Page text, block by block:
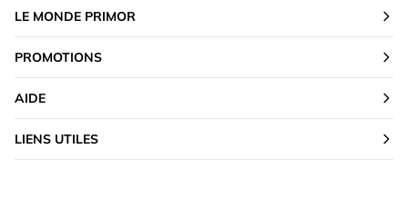
LE MONDE PRIMOR
PROMOTIONS
AIDE
LIENS UTILES